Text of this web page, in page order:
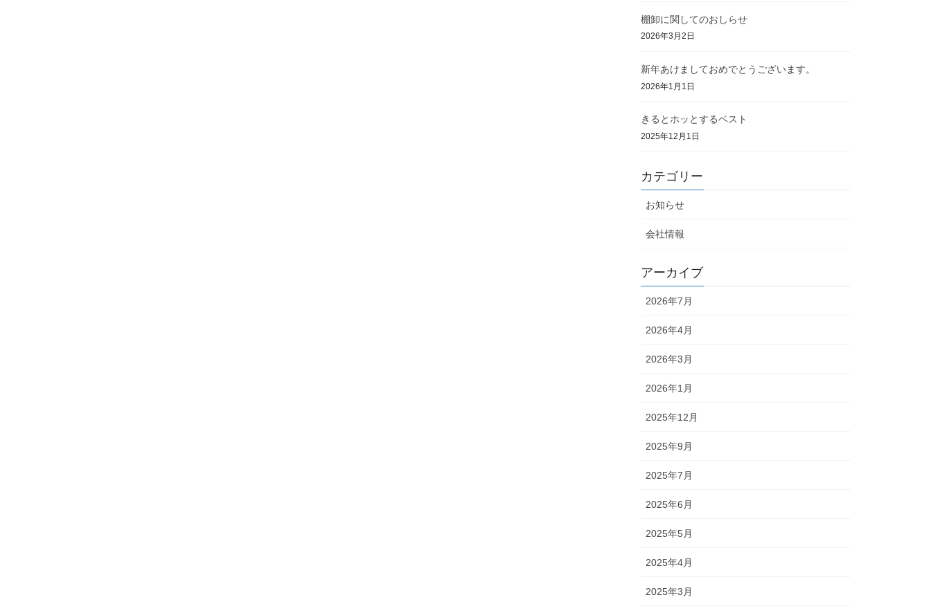
棚卸に関してのおしらせ
2026年3月2日
新年あけましておめでとうございます。
2026年1月1日
きるとホッとするベスト
2025年12月1日
カテゴリー
お知らせ
会社情報
アーカイブ
2026年7月
2026年4月
2026年3月
2026年1月
2025年12月
2025年9月
2025年7月
2025年6月
2025年5月
2025年4月
2025年3月